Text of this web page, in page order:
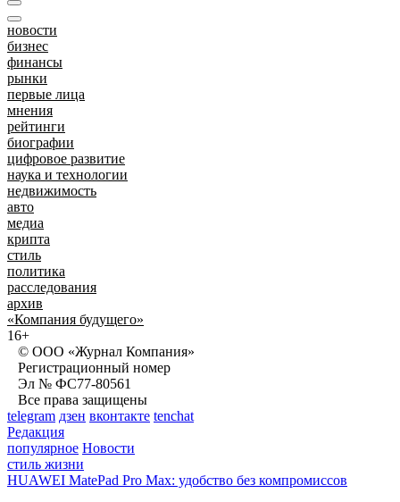
новости
бизнес
финансы
рынки
первые лица
мнения
рейтинги
биографии
цифровое развитие
наука и технологии
недвижимость
авто
медиа
крипта
стиль
политика
расследования
архив
«Компания будущего»
16+
© ООО «Журнал Компания»
Регистрационный номер
Эл № ФС77-80561
Все права защищены
telegram дзен вконтакте tenchat
Редакция
популярное Новости
стиль жизни
HUAWEI MatePad Pro Max: удобство без компромиссов